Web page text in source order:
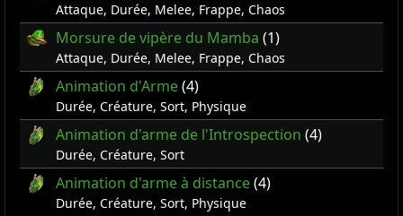
Attaque, Durée, Melee, Frappe, Chaos
Morsure de vipère du Mamba (1)
Attaque, Durée, Melee, Frappe, Chaos
Animation d'Arme(4)
Durée, Créature, Sort, Physique
Animation d'arme de l'Introspection (4)
Durée, Créature, Sort
Animation d'arme à distance(4)
Durée, Créature, Sort, Physique